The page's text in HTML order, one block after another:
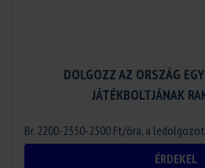
DOLGOZZ AZ ORSZÁG
JÁTÉKBOLTJÁNAK
Br. 2200-2350-2500 Ft/óra, a
ÉRDEKEL